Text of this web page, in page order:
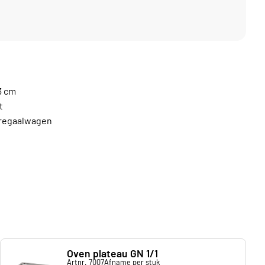
cm
Oven plateau GN 1/1
Artnr. 7007Afname per stuk